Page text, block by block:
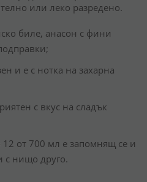
или леко разредено.
биле, анасон с фини
и е с нотка на захарна
с вкус на сладък
12 от 700 мл е запомнящ се и
с нищо друго.